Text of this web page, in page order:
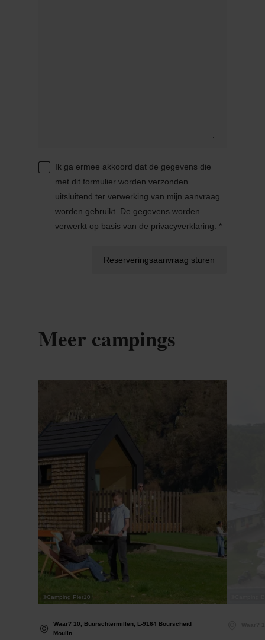
Ik ga ermee akkoord dat de gegevens die
met dit formulier worden verzonden
uitsluitend ter verwerking van mijn aanvraag
worden gebruikt. De gegevens worden
verwerkt op basis van de privacyverklaring. *
Reserveringsaanvraag sturen
Meer campings
©Camping Pier10
Waar? 10, Buurschtermillen, L-9164 Bourscheid
Moulin